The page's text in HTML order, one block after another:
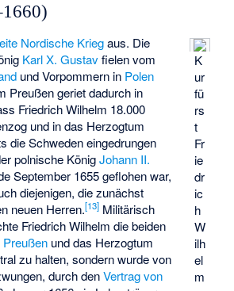
K
ur
fü
rs
t
Fr
ie
dr
ic
h
W
ilh
el
m
Nordische Kriegaus. Die
Karl X. Gustavfielen vom
und Vorpommern in Polen
Preußen geriet dadurch in
Friedrich Wilhelm 18.000
und in das Herzogtum
die Schweden eingedrungen
polnische KönigJohann II.
September 1655 geflohen war,
diejenigen, die zunächst
neuen Herren.[13] Militärisch
Friedrich Wilhelm die beiden
Preußen und das Herzogtum
zu halten, sondern wurde von
durch denVertrag von